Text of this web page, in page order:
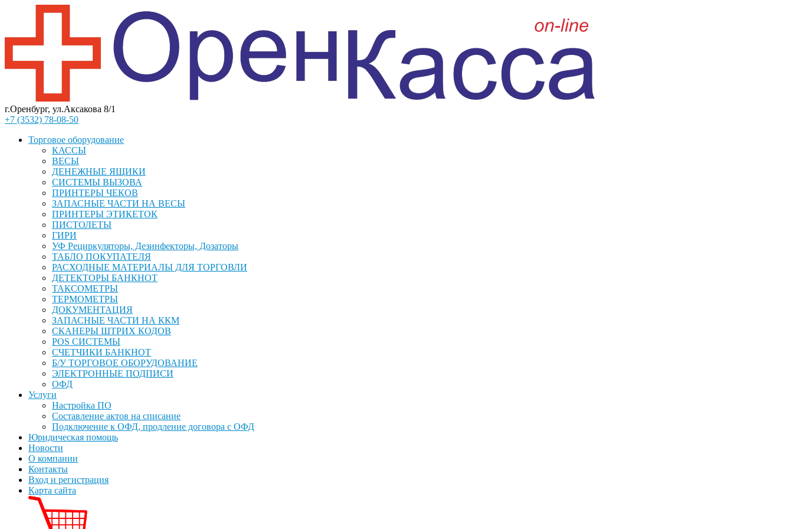
г.Оренбург, ул.Аксакова 8/1
+7 (3532) 78-08-50
Торговое оборудование
КАССЫ
ВЕСЫ
ДЕНЕЖНЫЕ ЯЩИКИ
СИСТЕМЫ ВЫЗОВА
ПРИНТЕРЫ ЧЕКОВ
ЗАПАСНЫЕ ЧАСТИ НА ВЕСЫ
ПРИНТЕРЫ ЭТИКЕТОК
ПИСТОЛЕТЫ
ГИРИ
УФ Рециркуляторы, Дезинфекторы, Дозаторы
ТАБЛО ПОКУПАТЕЛЯ
РАСХОДНЫЕ МАТЕРИАЛЫ ДЛЯ ТОРГОВЛИ
ДЕТЕКТОРЫ БАНКНОТ
ТАКСОМЕТРЫ
ТЕРМОМЕТРЫ
ДОКУМЕНТАЦИЯ
ЗАПАСНЫЕ ЧАСТИ НА ККМ
СКАНЕРЫ ШТРИХ КОДОВ
POS СИСТЕМЫ
СЧЕТЧИКИ БАНКНОТ
Б/У ТОРГОВОЕ ОБОРУДОВАНИЕ
ЭЛЕКТРОННЫЕ ПОДПИСИ
ОФД
Услуги
Настройка ПО
Составление актов на списание
Подключение к ОФД, продление договора с ОФД
Юридическая помощь
Новости
О компании
Контакты
Вход и регистрация
Карта сайта